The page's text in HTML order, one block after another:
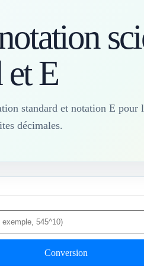
E
standard et notation E pour
décimales.
Conversion